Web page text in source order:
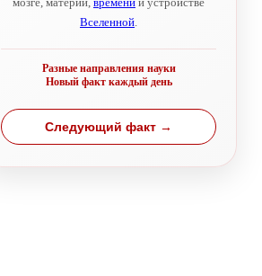
Вселенной.
Разные направления науки
Новый факт каждый день
Следующий факт →